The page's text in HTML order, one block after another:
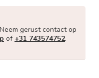
gerust contact op
of +31 743574752.